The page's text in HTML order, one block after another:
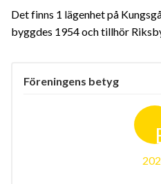
Det finns 1 lägenhet på
byggdes 1954 och tillhör
Föreningens betyg